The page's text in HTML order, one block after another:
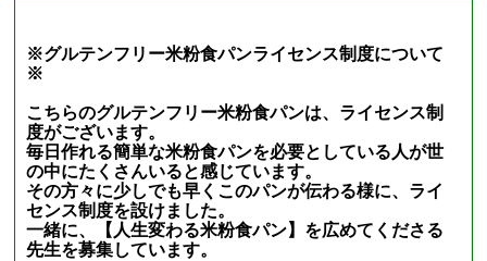
※グルテンフリー米粉食パンライセンス制度について
※
こちらのグルテンフリー米粉食パンは、ライセンス制
度がございます。
毎日作れる簡単な米粉食パンを必要としている人が世
の中にたくさんいると感じています。
その方々に少しでも早くこのパンが伝わる様に、ライ
センス制度を設けました。
一緒に、【人生変わる米粉食パン】を広めてくださる
先生を募集しています。